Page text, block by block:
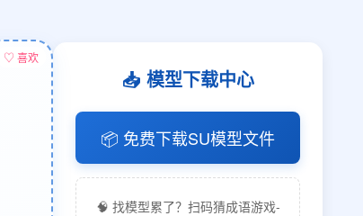
♡ 喜欢
📥 模型下载中心
📦 免费下载SU模型文件
🧠 找模型累了？扫码猜成语游戏-